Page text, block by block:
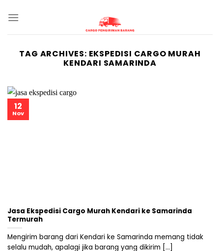
TAG ARCHIVES: EKSPEDISI CARGO MURAH
KENDARI SAMARINDA
Jasa Ekspedisi Cargo Murah Kendari ke Samarinda
Termurah
Mengirim barang dari Kendari ke Samarinda memang tidak
selalu mudah, apalagi jika barang yang dikirim [...]
12
Nov